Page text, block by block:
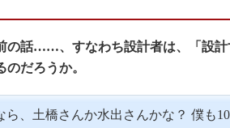
話……、すなわち設計者は、「設計
だろうか。
ら、土橋さんか水出さんかな？ 僕も10